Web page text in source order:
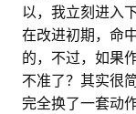
以，我立刻进入
在改进初期，命
的，不过，如果
不准了？其实很
完全换了一套动